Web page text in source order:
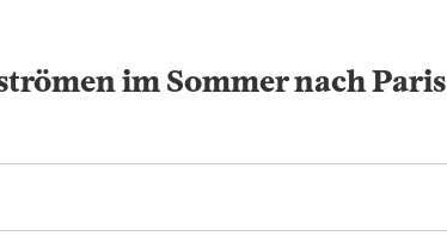
im Sommer nach Paris